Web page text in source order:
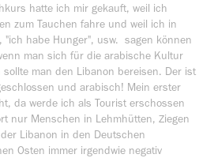
hatte ich mir gekauft, weil ich
zum Tauchen fahre und weil ich in
"ich habe Hunger", usw. sagen können
man sich für die arabische Kultur
man den Libanon bereisen. Der ist
und arabisch! Mein erster
da werde ich als Tourist erschossen
nur Menschen in Lehmhütten, Ziegen
Libanon in den Deutschen
Osten immer irgendwie negativ